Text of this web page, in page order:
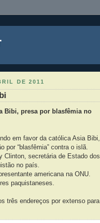
DE 2011
Bibi, presa por blasfêmia no
em favor da católica Asia Bibi,
por “blasfêmia” contra o islã.
Clinton, secretária de Estado dos
no país.
americana na ONU.
paquistaneses.
três endereços por extenso para